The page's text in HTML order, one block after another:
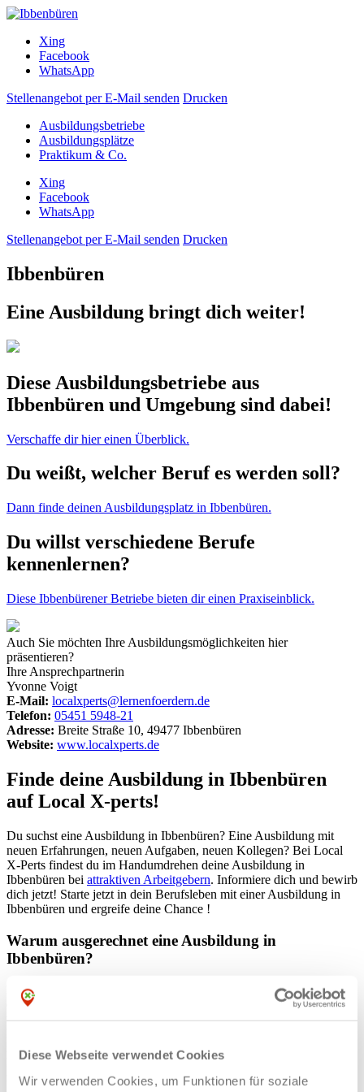
Diese Webseite verwendet Cookies
Wir verwenden Cookies, um Funktionen für soziale
Xing
Facebook
WhatsApp
Stellenangebot per E-Mail senden Drucken
Ausbildungsbetriebe
Ausbildungsplätze
Praktikum & Co.
Xing
Facebook
WhatsApp
Stellenangebot per E-Mail senden Drucken
Ibbenbüren
Eine Ausbildung bringt dich weiter!
Diese Ausbildungsbetriebe aus
Ibbenbüren und Umgebung sind dabei!
Verschaffe dir hier einen Überblick.
Du weißt, welcher Beruf es werden soll?
Dann finde deinen Ausbildungsplatz in Ibbenbüren.
Du willst verschiedene Berufe
kennenlernen?
Diese Ibbenbürener Betriebe bieten dir einen Praxiseinblick.
Auch Sie möchten Ihre Ausbildungsmöglichkeiten hier
präsentieren?
Ihre Ansprechpartnerin
Yvonne Voigt
E-Mail: localxperts@lernenfoerdern.de
Telefon: 05451 5948-21
Adresse: Breite Straße 10, 49477 Ibbenbüren
Website: www.localxperts.de
Finde deine Ausbildung in Ibbenbüren
auf Local X-perts!
Du suchst eine Ausbildung in Ibbenbüren? Eine Ausbildung mit
neuen Erfahrungen, neuen Aufgaben, neuen Kollegen? Bei Local
X-Perts findest du im Handumdrehen deine Ausbildung in
Ibbenbüren bei attraktiven Arbeitgebern. Informiere dich und bewirb
dich jetzt! Starte jetzt in dein Berufsleben mit einer Ausbildung in
Ibbenbüren und ergreife deine Chance !
Warum ausgerechnet eine Ausbildung in
Ibbenbüren?
Ibbenbüren ist der optimale Ort, um mit deiner Ausbildung
durchzustarten. Neben interessanten Arbeitgebern in
verschiedensten Branchen bietet dir die Stadt Ibbenbüren eine
neun Stadtgebieten Ibbenbüren, Laggenbeck, Püsselbüren,
Bockraden, Alstedde, Dickenberg, Dörenthe, Lehen und Uffeln. Als
zweitgrößte Stadt im Kreis Steinfurt erreichte Ibbenbüren durch den